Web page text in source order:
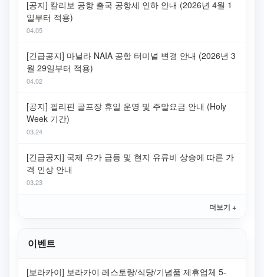
[공지] 칼리보 공항 출국 공항세 인하 안내 (2026년 4월 1
일부터 적용)
04.05
[긴급공지] 마닐라 NAIA 공항 터미널 변경 안내 (2026년 3
월 29일부터 적용)
04.02
[공지] 필리핀 골프장 휴일 운영 및 주말요금 안내 (Holy
Week 기간)
03.24
[긴급공지] 국제 유가 급등 및 현지 유류비 상승에 따른 가
격 인상 안내
03.23
더보기 +
이벤트
[보라카이] 보라카이 레스토랑/식당/기념품 제휴업체 5-